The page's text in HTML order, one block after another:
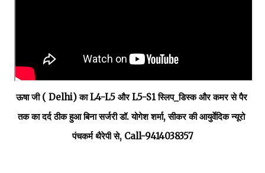
ऊषा जी ( Delhi) का L4-L5 और L5-S1 स्लिप_डिस्क और कमर से पैर
तक का दर्द ठीक हुआ बिना सर्जरी डॉ. योगेश शर्मा, सीकर की आयुर्वेदिक न्यूरो
पंचकर्म थैरेपी से, Call-9414038357